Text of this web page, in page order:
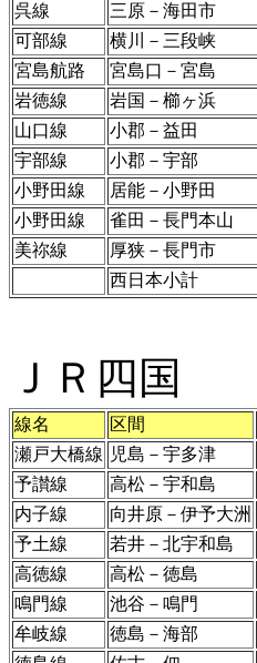
呉線
三原－海田市
可部線
横川－三段峡
宮島航路
宮島口－宮島
岩徳線
岩国－櫛ヶ浜
山口線
小郡－益田
宇部線
小郡－宇部
小野田線
居能－小野田
小野田線
雀田－長門本山
美祢線
厚狭－長門市
西日本小計
ＪＲ四国
線名 区間
瀬戸大橋線 児島－宇多津
予讃線
高松－宇和島
内子線
向井原－伊予大洲
予土線
若井－北宇和島
高徳線
高松－徳島
鳴門線
池谷－鳴門
牟岐線
徳島－海部